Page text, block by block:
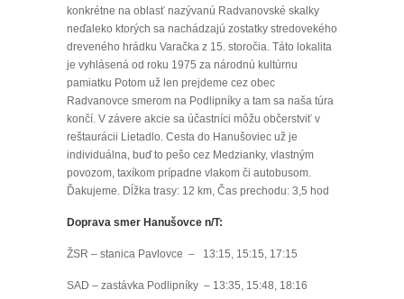
konkrétne na oblasť nazývanú Radvanovské skalky
neďaleko ktorých sa nachádzajú zostatky stredovekého
dreveného hrádku Varačka z 15. storočia. Táto lokalita
je vyhlásená od roku 1975 za národnú kultúrnu
pamiatku Potom už len prejdeme cez obec
Radvanovce smerom na Podlipníky a tam sa naša túra
končí. V závere akcie sa účastníci môžu občerstviť v
reštaurácii Lietadlo. Cesta do Hanušoviec už je
individuálna, buď to pešo cez Medzianky, vlastným
povozom, taxíkom prípadne vlakom či autobusom.
Ďakujeme. Dĺžka trasy: 12 km, Čas prechodu: 3,5 hod
Doprava smer Hanušovce n/T:
ŽSR – stanica Pavlovce – 13:15, 15:15, 17:15
SAD – zastávka Podlipníky – 13:35, 15:48, 18:16